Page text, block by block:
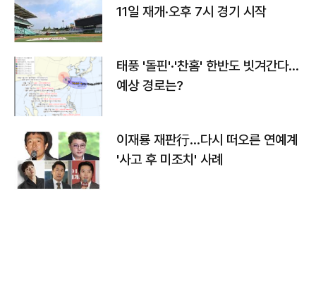
11일 재개·오후 7시 경기 시작
태풍 '돌핀'·'찬홈' 한반도 빗겨간다…
예상 경로는?
이재룡 재판行…다시 떠오른 연예계
'사고 후 미조치' 사례